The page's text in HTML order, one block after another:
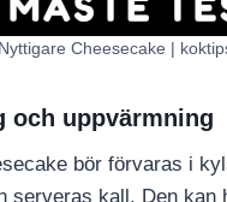
Nyttigare Cheesecake |
och uppvärmning
bör förvaras i
serveras kall. Den kan